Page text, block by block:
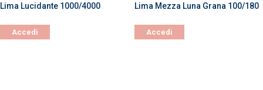
Lima Lucidante 1000/4000
Accedi
Lima Mezza Luna Grana 100/180
Accedi